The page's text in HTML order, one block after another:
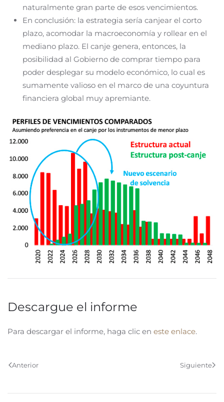
naturalmente gran parte de esos vencimientos.
En conclusión: la estrategia sería canjear el corto
plazo, acomodar la macroeconomía y rollear en el
mediano plazo. El canje genera, entonces, la
posibilidad al Gobierno de comprar tiempo para
poder desplegar su modelo económico, lo cual es
sumamente valioso en el marco de una coyuntura
financiera global muy apremiante.
Descargue el informe
Para descargar el informe, haga clic en este enlace.
Anterior Siguiente